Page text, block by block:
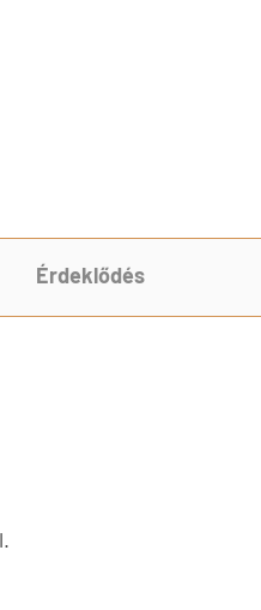
Érdeklődés